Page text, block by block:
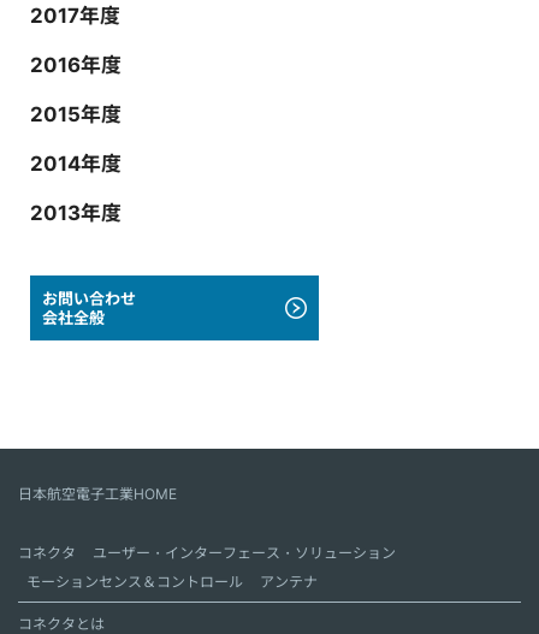
2017年度
2016年度
2015年度
2014年度
2013年度
お問い合わせ
会社全般
日本航空電子工業HOME
コネクタ
ユーザー・インターフェース・ソリューション
モーションセンス＆コントロール
アンテナ
コネクタとは